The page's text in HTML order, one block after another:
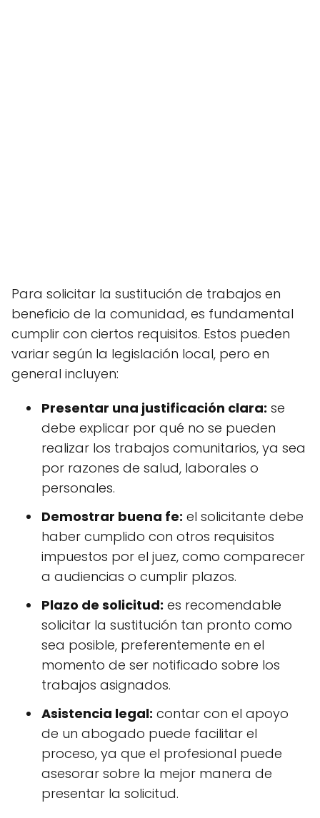
Para solicitar la sustitución de trabajos en
beneficio de la comunidad, es fundamental
cumplir con ciertos requisitos. Estos pueden
variar según la legislación local, pero en
general incluyen:
Presentar una justificación clara: se
debe explicar por qué no se pueden
realizar los trabajos comunitarios, ya sea
por razones de salud, laborales o
personales.
Demostrar buena fe: el solicitante debe
haber cumplido con otros requisitos
impuestos por el juez, como comparecer
a audiencias o cumplir plazos.
Plazo de solicitud: es recomendable
solicitar la sustitución tan pronto como
sea posible, preferentemente en el
momento de ser notificado sobre los
trabajos asignados.
Asistencia legal: contar con el apoyo
de un abogado puede facilitar el
proceso, ya que el profesional puede
asesorar sobre la mejor manera de
presentar la solicitud.